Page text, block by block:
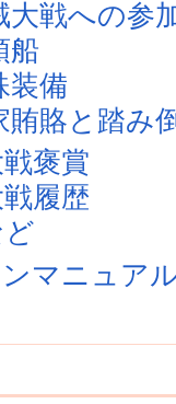
大戦への参
船
装備
賄賂と踏み
褒賞
履歴
マニュア